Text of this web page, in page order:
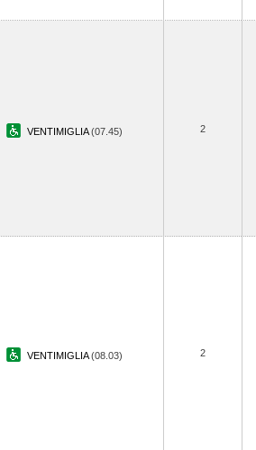
VENTIMIGLIA(07.45) 2
VENTIMIGLIA(08.03) 2